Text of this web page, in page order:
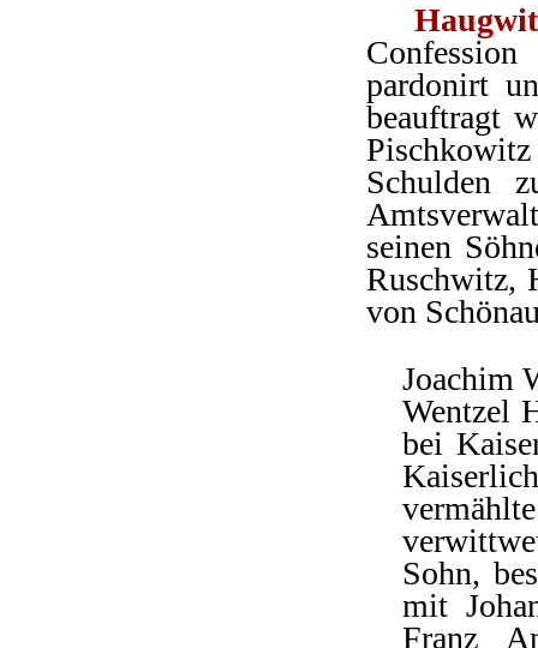
pardonirt
beauftragt
Schulden
seinen
Ruschwitz,
von
Joachim
Wentzel
bei
Sohn,
mit
Franz